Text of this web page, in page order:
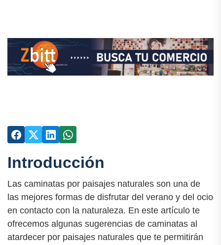
Introducción
Las caminatas por paisajes naturales son una de
las mejores formas de disfrutar del verano y del ocio
en contacto con la naturaleza. En este artículo te
ofrecemos algunas sugerencias de caminatas al
atardecer por paisajes naturales que te permitirán